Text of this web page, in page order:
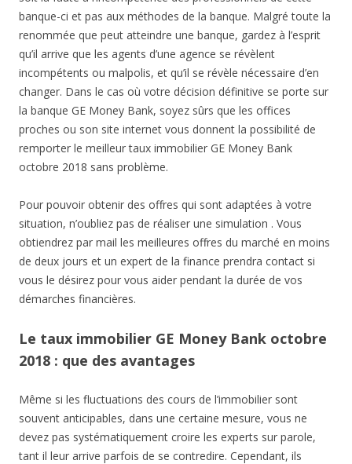
banque-ci et pas aux méthodes de la banque. Malgré toute la
renommée que peut atteindre une banque, gardez à l’esprit
qu’il arrive que les agents d’une agence se révèlent
incompétents ou malpolis, et qu’il se révèle nécessaire d’en
changer. Dans le cas où votre décision définitive se porte sur
la banque GE Money Bank, soyez sûrs que les offices
proches ou son site internet vous donnent la possibilité de
remporter le meilleur taux immobilier GE Money Bank
octobre 2018 sans problème.
Pour pouvoir obtenir des offres qui sont adaptées à votre
situation, n’oubliez pas de réaliser une simulation . Vous
obtiendrez par mail les meilleures offres du marché en moins
de deux jours et un expert de la finance prendra contact si
vous le désirez pour vous aider pendant la durée de vos
démarches financières.
Le taux immobilier GE Money Bank octobre
2018 : que des avantages
Même si les fluctuations des cours de l’immobilier sont
souvent anticipables, dans une certaine mesure, vous ne
devez pas systématiquement croire les experts sur parole,
tant il leur arrive parfois de se contredire. Cependant, ils